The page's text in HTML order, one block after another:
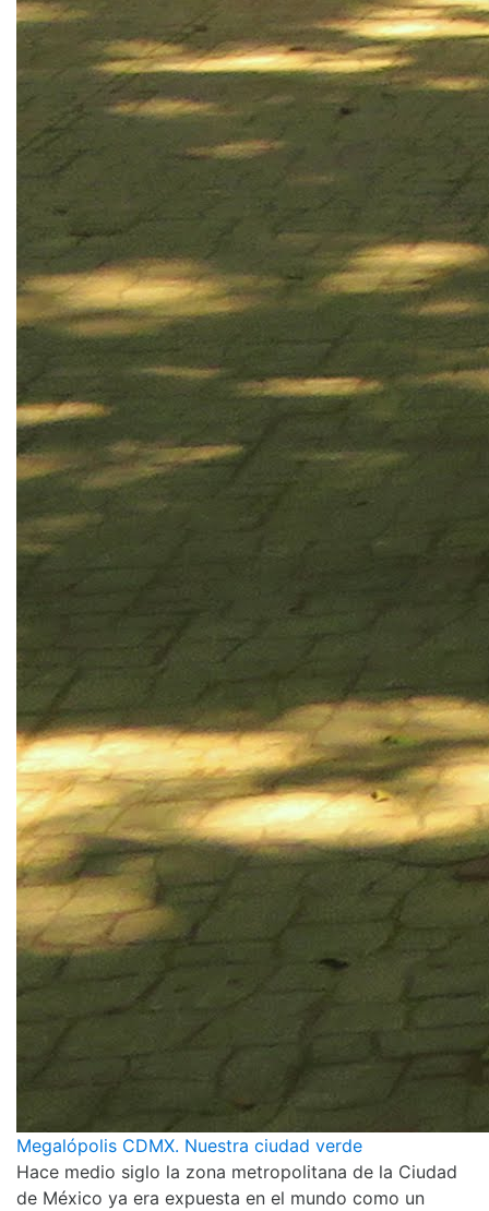
Megalópolis CDMX. Nuestra ciudad verde
Hace medio siglo la zona metropolitana de la Ciudad
de México ya era expuesta en el mundo como un